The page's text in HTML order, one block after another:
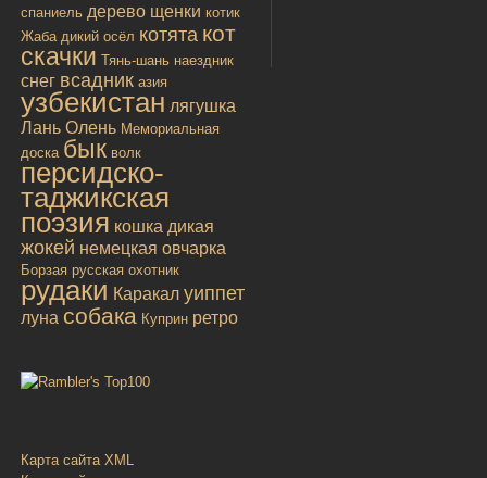
спаниель дерево щенки котик
Жаба дикий осёл котята кот
скачки Тянь-шань наездник
снег всадник азия
узбекистан лягушка
Лань Олень Мемориальная
доска бык волк
персидско-
таджикская
поэзия кошка дикая
жокей немецкая овчарка
Борзая русская охотник
рудаки Каракал уиппет
луна собака Куприн ретро
Карта сайта XML